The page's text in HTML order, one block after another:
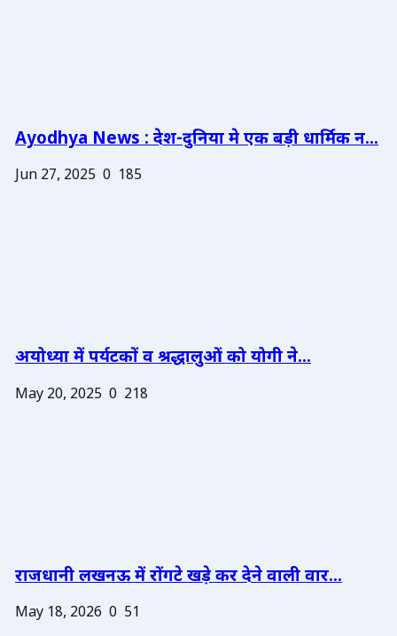
Ayodhya News : देश-दुनिया मे एक बड़ी धार्मिक न...
Jun 27, 2025 0 185
अयोध्या में पर्यटकों व श्रद्धालुओं को योगी ने...
May 20, 2025 0 218
राजधानी लखनऊ में रोंगटे खड़े कर देने वाली वार...
May 18, 2026 0 51